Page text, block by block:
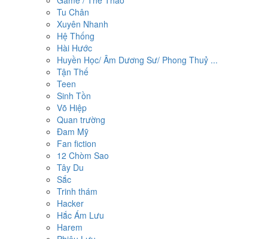
Tu Chân
Xuyên Nhanh
Hệ Thống
Hài Hước
Huyền Học/ Âm Dương Sư/ Phong Thuỷ ...
Tận Thế
Teen
Sinh Tồn
Võ Hiệp
Quan trường
Đam Mỹ
Fan fiction
12 Chòm Sao
Tây Du
Sắc
Trinh thám
Hacker
Hắc Ám Lưu
Harem